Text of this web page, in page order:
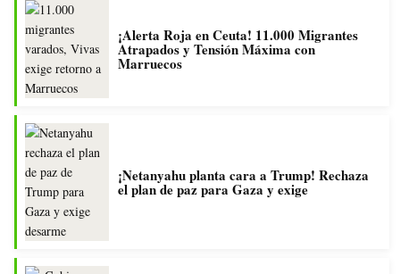
¡Alerta Roja en Ceuta! 11.000 Migrantes
Atrapados y Tensión Máxima con
Marruecos
¡Netanyahu planta cara a Trump! Rechaza
el plan de paz para Gaza y exige